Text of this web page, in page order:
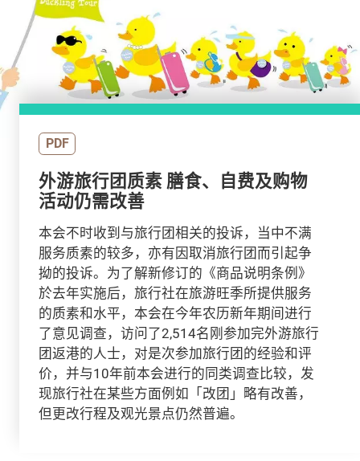
PDF
外游旅行团质素 膳食、自费及购物
活动仍需改善
本会不时收到与旅行团相关的投诉，当中不满
服务质素的较多，亦有因取消旅行团而引起争
拗的投诉。为了解新修订的《商品说明条例》
於去年实施后，旅行社在旅游旺季所提供服务
的质素和水平，本会在今年农历新年期间进行
了意见调查，访问了2,514名刚参加完外游旅行
团返港的人士，对是次参加旅行团的经验和评
价，并与10年前本会进行的同类调查比较，发
现旅行社在某些方面例如「改团」略有改善，
但更改行程及观光景点仍然普遍。